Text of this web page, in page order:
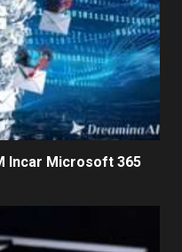
Incar Microsoft 365